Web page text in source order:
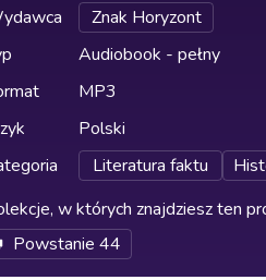
Znak Horyzont
Audiobook - pełny
MP3
Polski
Literatura faktu
w których znajdziesz ten
Powstanie 44